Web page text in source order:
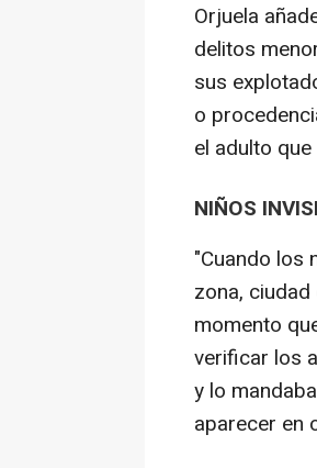
Orjuela
delitos
sus
o
el adulto
NIÑOS
"Cuando los
zona,
momento
verificar los
y lo
aparecer en